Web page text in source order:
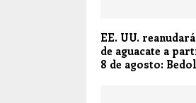
EE. UU.
de aguacate a
8 de agosto: